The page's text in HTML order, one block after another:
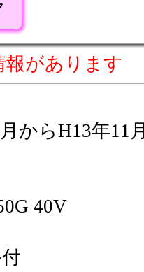
報があります
からH13年11月
40V